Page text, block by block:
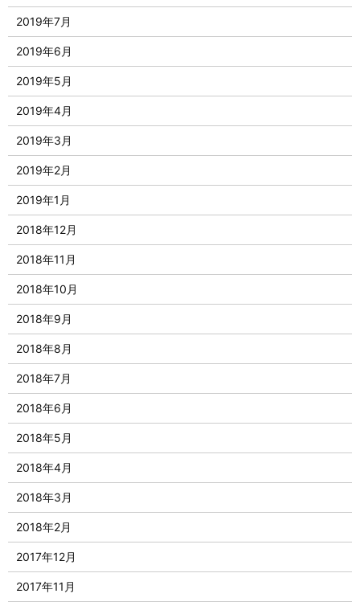
2019年7月
2019年6月
2019年5月
2019年4月
2019年3月
2019年2月
2019年1月
2018年12月
2018年11月
2018年10月
2018年9月
2018年8月
2018年7月
2018年6月
2018年5月
2018年4月
2018年3月
2018年2月
2017年12月
2017年11月